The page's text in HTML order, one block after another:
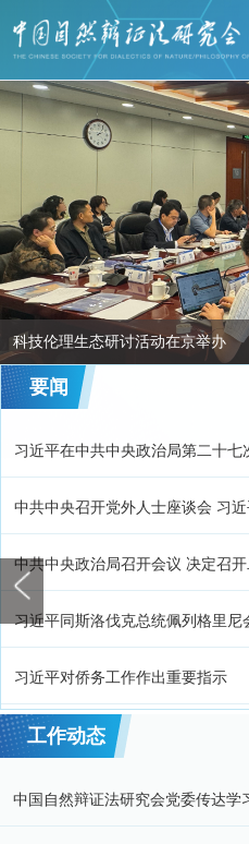
科技伦理生态研讨活动在京举办
要闻
习近平在中共中央政治局第二十七
中共中央召开党外人士座谈会 习
中共中央政治局召开会议 决定召
习近平同斯洛伐克总统佩列格里尼
习近平对侨务工作作出重要指示
工作动态
中国自然辩证法研究会党委传达学